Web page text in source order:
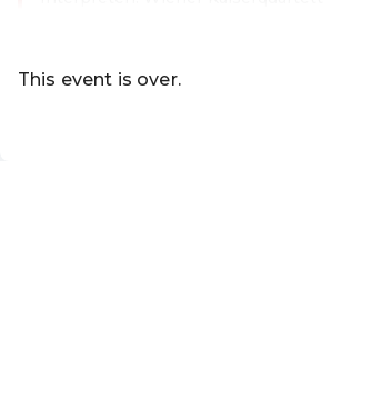
This event is over.